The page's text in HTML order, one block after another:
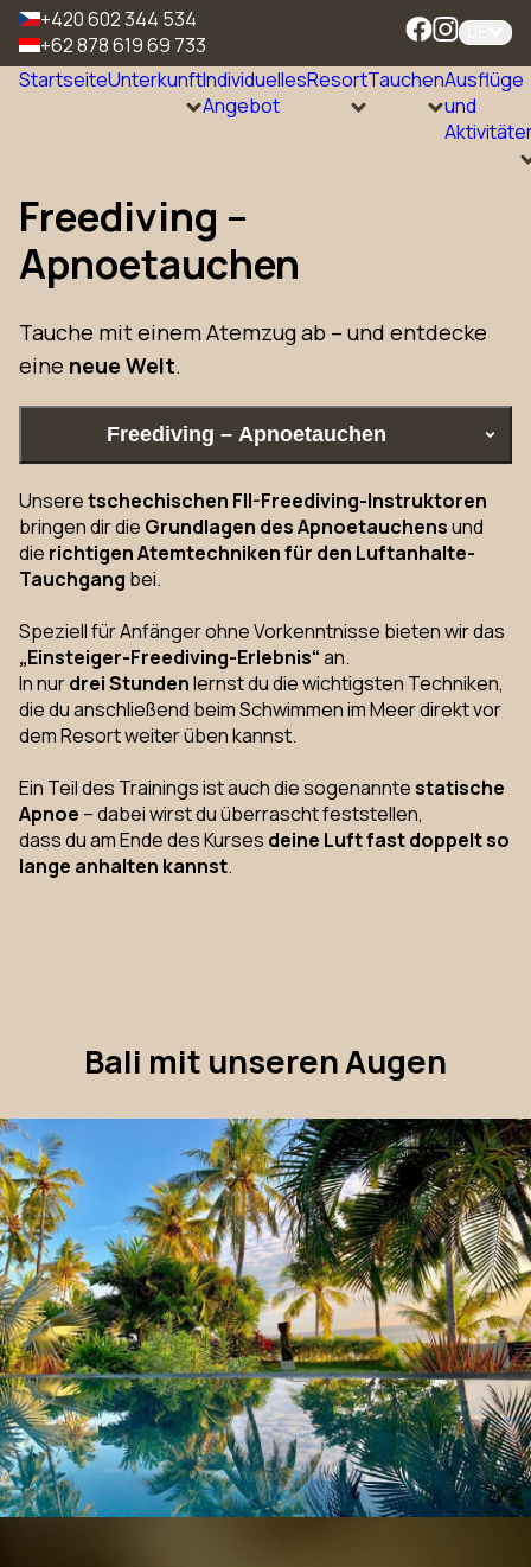
+420 602 344 534
+62 878 619 69 733
StartseiteUnterkunftIndividuelles
Angebot
ResortTauchenAusflüge
und
Freediving –
Apnoetauchen
Tauche mit einem Atemzug ab – und entdecke
eine neue Welt.
Freediving – Apnoetauchen
Unseretschechischen FII-Freediving-Instruktoren
bringen dir die Grundlagen des Apnoetauchensund
die richtigen Atemtechniken für den Luftanhalte-
Tauchgang bei.
Speziell für Anfänger ohne Vorkenntnisse bieten wir das
„Einsteiger-Freediving-Erlebnis“an.
In nurdrei Stundenlernst du die wichtigsten Techniken,
die du anschließend beim Schwimmen im Meer direkt vor
dem Resort weiter üben kannst.
Ein Teil des Trainings ist auch die sogenanntestatische
Apnoe – dabei wirst du überrascht feststellen,
dass du am Ende des Kurses deine Luft fast doppelt so
lange anhalten kannst.
Bali mit unseren Augen